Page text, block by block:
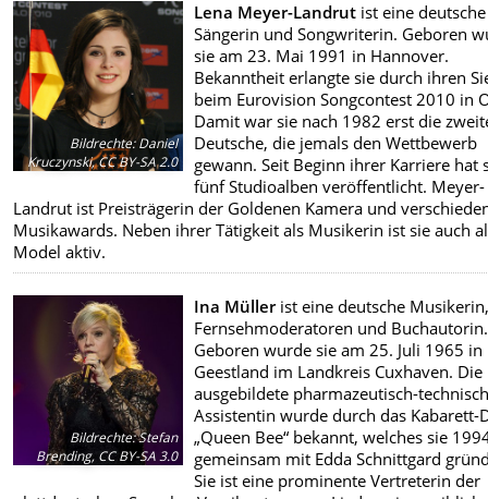
Bildrechte:Daniel
Kruczynski, CC BY-SA 2.0
Lena Meyer-Landrut ist eine deutsche
Sängerin und Songwriterin. Geboren
sie am 23. Mai 1991 in Hannover.
Bekanntheit erlangte sie durch ihren
beim Eurovision Songcontest 2010 in
Damit war sie nach 1982 erst die
Deutsche, die jemals den Wettbewerb
gewann. Seit Beginn ihrer Karriere hat
fünf Studioalben veröffentlicht. Meyer-
Landrut ist Preisträgerin der Goldenen Kamera und
Musikawards. Neben ihrer Tätigkeit als Musikerin ist sie auch
Model aktiv.
Bildrechte:Stefan
Brending, CC BY-SA 3.0
Ina Müllerist eine deutsche
Fernsehmoderatoren und Buchautorin.
Geboren wurde sie am 25. Juli 1965 in
Geestland im Landkreis Cuxhaven. Die
ausgebildete pharmazeutisch-
Assistentin wurde durch das Kabarett-
„Queen Bee“ bekannt, welches sie
gemeinsam mit Edda Schnittgard
Sie ist eine prominente Vertreterin der